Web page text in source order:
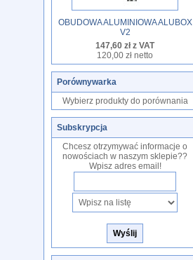
OBUDOWA ALUMINIOWA ALUBOX
V2
147,60 zł z VAT
120,00 zł netto
Porównywarka
Wybierz produkty do porównania
Subskrypcja
Chcesz otrzymywać informacje o
nowościach w naszym sklepie??
Wpisz adres email!